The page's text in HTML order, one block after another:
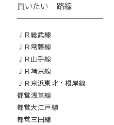
買いたい 路線
ＪＲ総武線
ＪＲ常磐線
ＪＲ山手線
ＪＲ埼京線
ＪＲ京浜東北・根岸線
都営浅草線
都営大江戸線
都営三田線